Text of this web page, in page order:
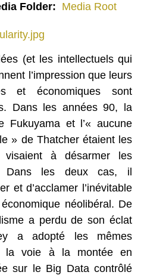
Folder: Media Root
(et les intellectuels qui
l’impression que leurs
et économiques sont
Dans les années 90, la
Fukuyama et l’« aucune
» de Thatcher étaient les
visaient à désarmer les
Dans les deux cas, il
et d’acclamer l’inévitable
néolibéral. De
a perdu de son éclat
a adopté les mêmes
la voie à la montée en
sur le Big Data contrôlé